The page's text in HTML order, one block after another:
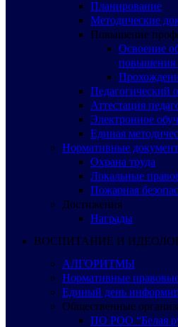
Планирование
Методические
Повышение
Освоение
повышения
Педагогический
Аттестация
Электронное
Единая
Нормативные
Охрана труда
Локальные
Пожарная
Достижения
Награды
ВОСПИТАНИЕ И
АЛГОРИТМЫ
Нормативные
Единый день
Общественные
ПО РОО “Белая